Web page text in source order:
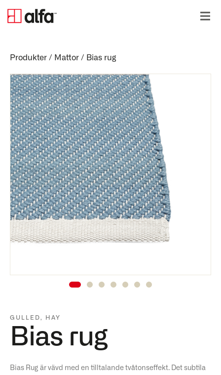
Produkter / Mattor / Bias rug
GULLED, HAY
Bias rug
Bias Rug är vävd med en tilltalande tvåtonseffekt. Det subtila